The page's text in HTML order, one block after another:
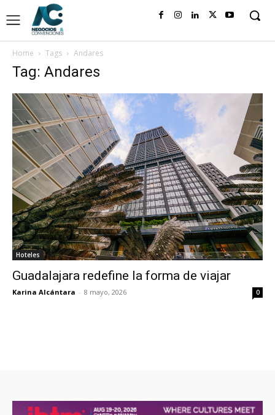
Home Tags Andares
Tag: Andares
Hoteles
Guadalajara redefine la forma de viajar
Karina Alcántara - 8 mayo, 2026 0